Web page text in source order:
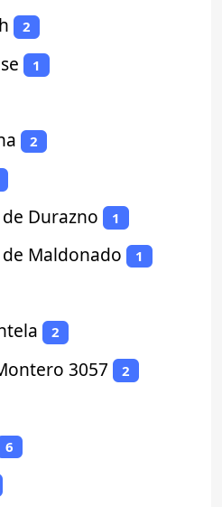
2
1
2
Durazno 1
Maldonado 1
2
3057 2
6